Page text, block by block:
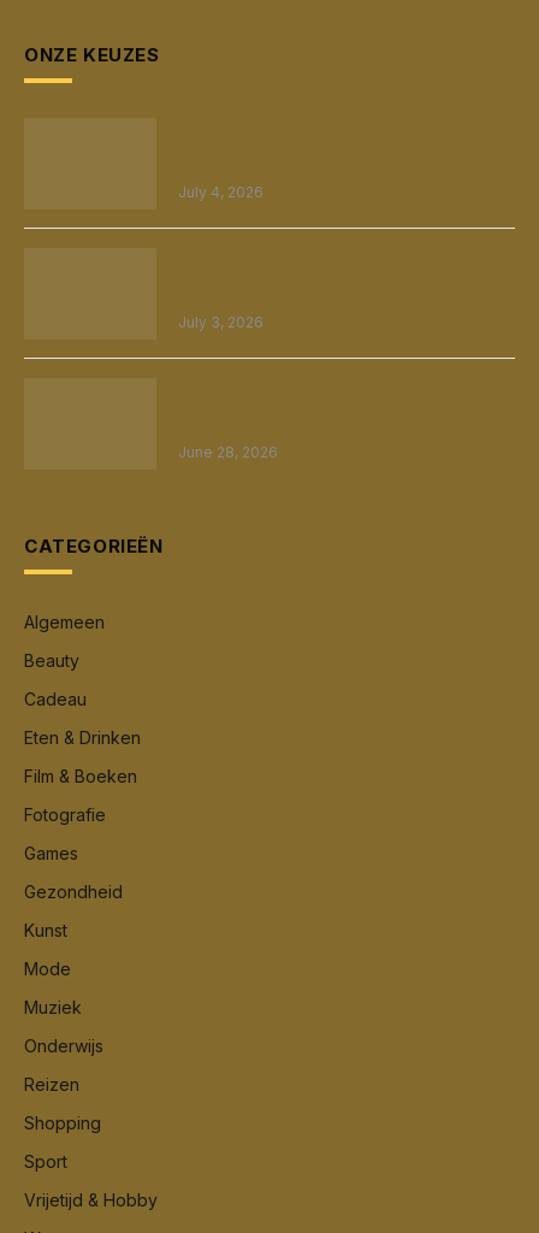
ONZE KEUZES
July 4, 2026
July 3, 2026
June 28, 2026
CATEGORIEËN
Algemeen
Beauty
Cadeau
Eten & Drinken
Film & Boeken
Fotografie
Games
Gezondheid
Kunst
Mode
Muziek
Onderwijs
Reizen
Shopping
Sport
Vrijetijd & Hobby